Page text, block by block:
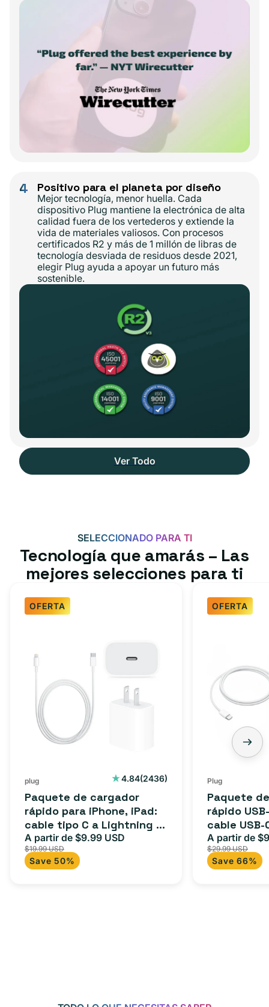
4 Positivo para el planeta por diseño
Mejor tecnología, menor huella. Cada
dispositivo Plug mantiene la electrónica de alta
calidad fuera de los vertederos y extiende la
vida de materiales valiosos. Con procesos
certificados R2 y más de 1 millón de libras de
tecnología desviada de residuos desde 2021,
elegir Plug ayuda a apoyar un futuro más
sostenible.
Ver Todo
SELECCIONADO PARA TI
Tecnología que amarás – Las
mejores selecciones para ti
OFERTA
plug 4.84(2436)
2436
Paquete de cargador
rápido para iPhone, iPad:
cable tipo C a Lightning (1
m) + adaptador tipo C
Precio
de
oferta
A partir de $9.99 USD
$19.99 USD
Save 50%
OFERTA
Plug
Paquete
rápido
cable USB-
adaptador
para
iPad y más.
Precio
de
oferta
A partir de
$29.99 USD
Save 66%